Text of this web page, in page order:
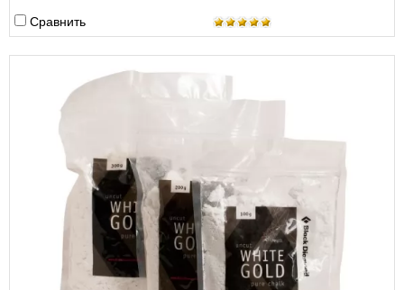
Сравнить